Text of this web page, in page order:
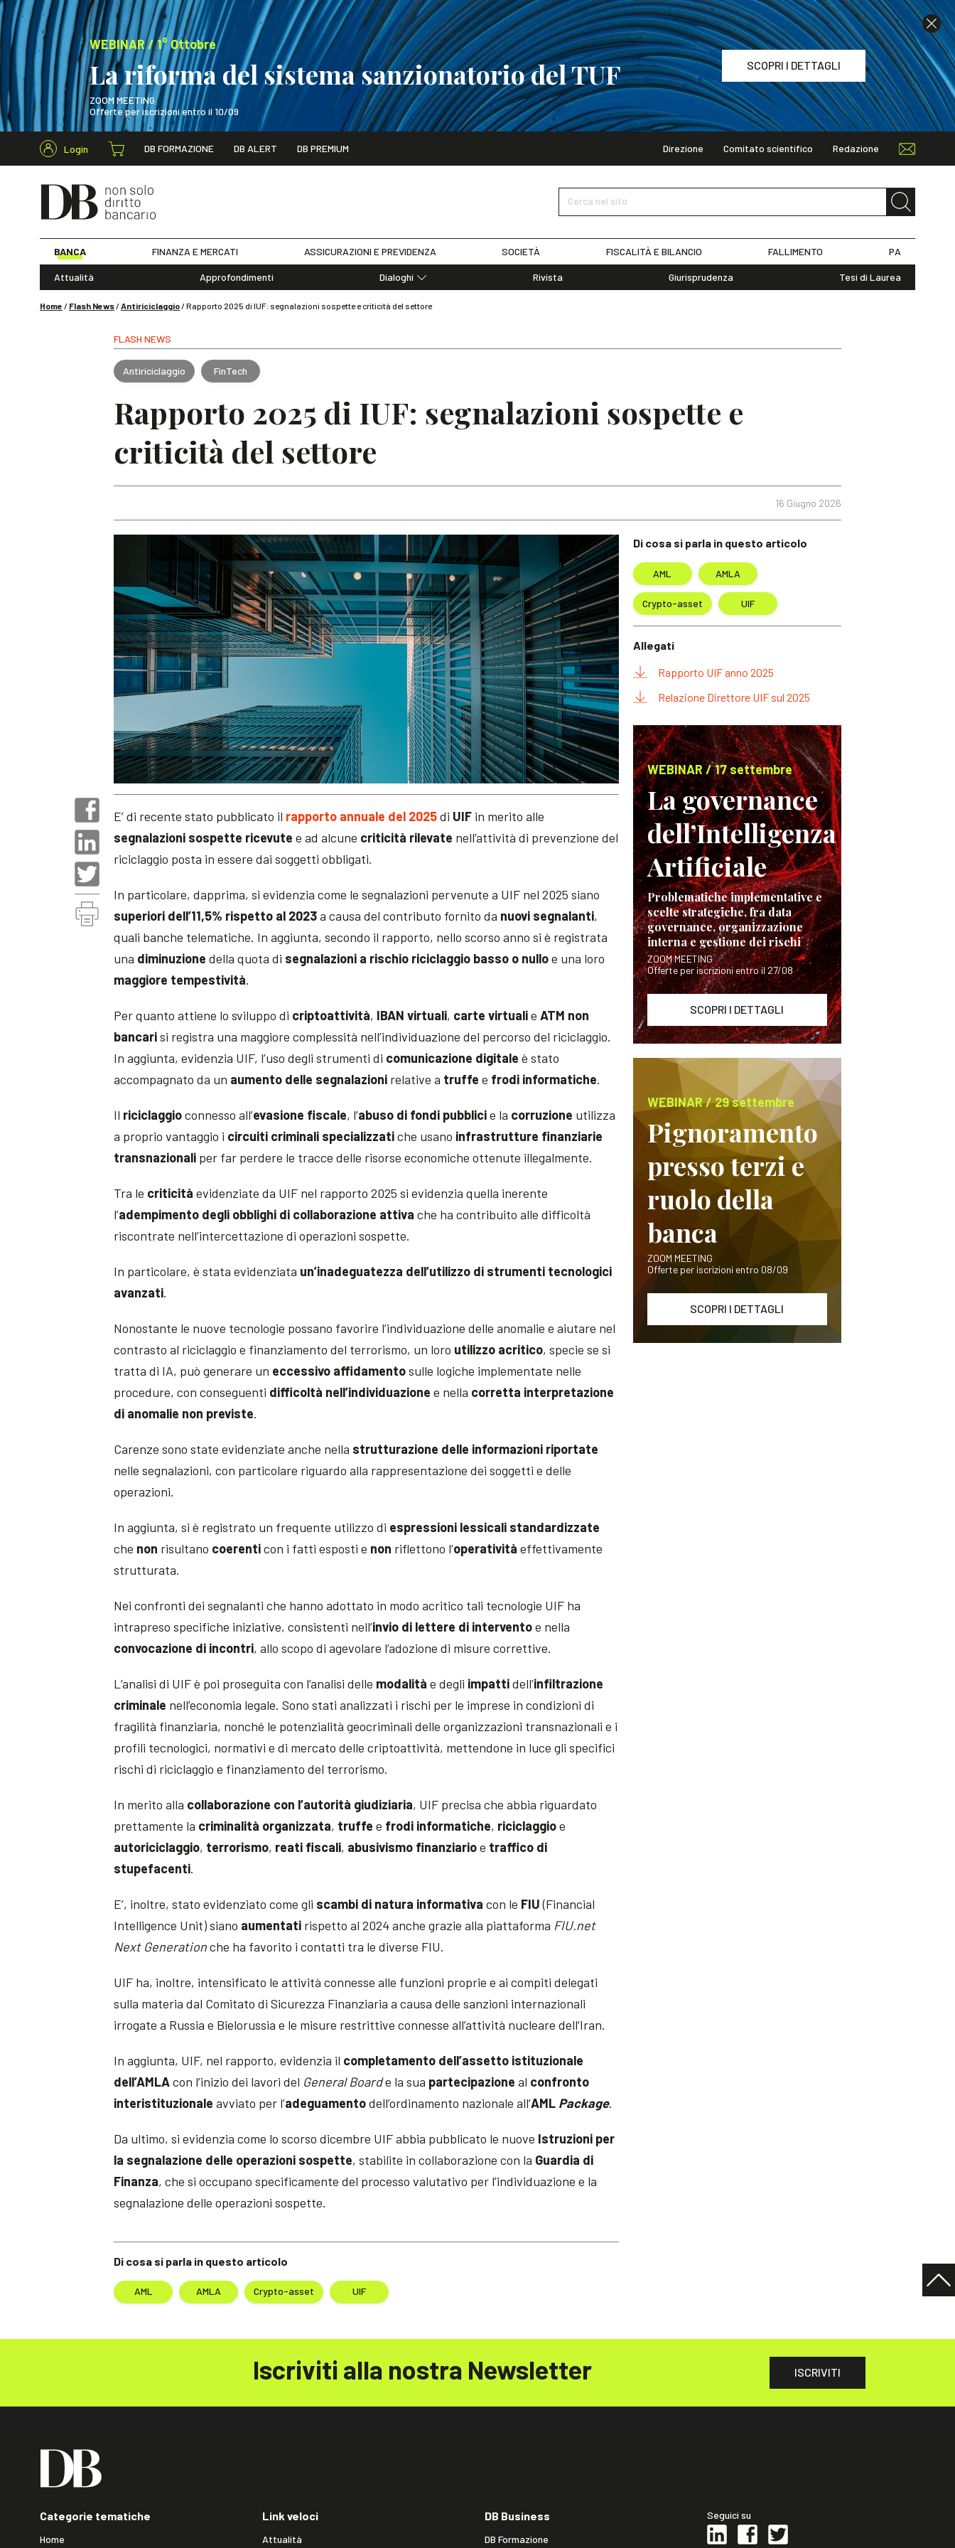
WEBINAR / 1° Ottobre
La riforma del sistema sanzionatorio del TUF
ZOOM MEETING
Offerte per iscrizioni entro il 10/09
SCOPRI I DETTAGLI
WEBINAR / 1° Ottobre
Login DB FORMAZIONE DB ALERT DB PREMIUM Direzione Comitato scientifico Redazione
Cerca nel sito
BANCA FINANZA E MERCATI ASSICURAZIONI E PREVIDENZA SOCIETÀ FISCALITÀ E BILANCIO FALLIMENTO PA
Attualità Approfondimenti
Dialoghi
Rivista Giurisprudenza Tesi di Laurea
Home / Flash News/Antiriciclaggio/Rapporto 2025 di IUF: segnalazioni sospette e criticità del settore
FLASH NEWS
Antiriciclaggio FinTech
Rapporto 2025 di IUF: segnalazioni sospette e
criticità del settore
16 Giugno 2026
Di cosa si parla in questo articolo
AML AMLA Crypto-asset UIF
E’ di recente stato pubblicato il rapporto annuale del 2025di UIF in merito alle
segnalazioni sospette ricevutee ad alcune criticità rilevate nell’attività di prevenzione del
riciclaggio posta in essere dai soggetti obbligati.
In particolare, dapprima, si evidenzia come le segnalazioni pervenute a UIF nel 2025 siano
superiori dell’11,5% rispetto al 2023a causa del contributo fornito da nuovi segnalanti,
quali banche telematiche. In aggiunta, secondo il rapporto, nello scorso anno si è registrata
una diminuzione della quota di segnalazioni a rischio riciclaggio basso o nulloe una loro
maggiore tempestività.
Per quanto attiene lo sviluppo di criptoattività, IBAN virtuali, carte virtualieATM non
bancarisi registra una maggiore complessità nell’individuazione del percorso del riciclaggio.
In aggiunta, evidenzia UIF, l’uso degli strumenti di comunicazione digitale è stato
accompagnato da un aumento delle segnalazioni relative a truffe e frodi informatiche.
Il riciclaggioconnesso all’evasione fiscale, l’abuso di fondi pubblicie la corruzione utilizza
a proprio vantaggio i circuiti criminali specializzatiche usano infrastrutture finanziarie
transnazionali per far perdere le tracce delle risorse economiche ottenute illegalmente.
Tra le criticità evidenziate da UIF nel rapporto 2025 si evidenzia quella inerente
l’adempimento degli obblighi di collaborazione attiva che ha contribuito alle difficoltà
riscontrate nell’intercettazione di operazioni sospette.
In particolare, è stata evidenziata un’inadeguatezza dell’utilizzo di strumenti tecnologici
avanzati.
Nonostante le nuove tecnologie possano favorire l’individuazione delle anomalie e aiutare nel
contrasto al riciclaggio e finanziamento del terrorismo, un loro utilizzo acritico, specie se si
tratta di IA, può generare un eccessivo affidamentosulle logiche implementate nelle
procedure, con conseguenti difficoltà nell’individuazione e nella corretta interpretazione
di anomalie non previste.
Carenze sono state evidenziate anche nella strutturazione delle informazioni riportate
nelle segnalazioni, con particolare riguardo alla rappresentazione dei soggetti e delle
operazioni.
In aggiunta, si è registrato un frequente utilizzo di espressioni lessicali standardizzate
che non risultano coerenticon i fatti esposti e non riflettono l’operativitàeffettivamente
strutturata.
Nei confronti dei segnalanti che hanno adottato in modo acritico tali tecnologie UIF ha
intrapreso specifiche iniziative, consistenti nell’invio di lettere di interventoe nella
convocazione di incontri, allo scopo di agevolare l’adozione di misure correttive.
L’analisi di UIF è poi proseguita con l’analisi delle modalità e degli impattidell’infiltrazione
criminale nell’economia legale. Sono stati analizzati i rischi per le imprese in condizioni di
fragilità finanziaria, nonché le potenzialità geocriminali delle organizzazioni transnazionali e i
profili tecnologici, normativi e di mercato delle criptoattività, mettendone in luce gli specifici
rischi di riciclaggio e finanziamento del terrorismo.
In merito alla collaborazione con l’autorità giudiziaria, UIF precisa che abbia riguardato
prettamente la criminalità organizzata, truffe e frodi informatiche, riciclaggioe
autoriciclaggio, terrorismo, reati fiscali, abusivismo finanziarioe traffico di
stupefacenti.
E’, inoltre, stato evidenziato come gli scambi di natura informativa con le FIU(Financial
Intelligence Unit) siano aumentati rispetto al 2024 anche grazie alla piattaforma FIU.net
Next Generationche ha favorito i contatti tra le diverse FIU.
UIF ha, inoltre, intensificato le attività connesse alle funzioni proprie e ai compiti delegati
sulla materia dal Comitato di Sicurezza Finanziaria a causa delle sanzioni internazionali
irrogate a Russia e Bielorussia e le misure restrittive connesse all’attività nucleare dell’Iran.
In aggiunta, UIF, nel rapporto, evidenzia il completamento dell’assetto istituzionale
dell’AMLAcon l’inizio dei lavori del General Boarde la sua partecipazione al confronto
interistituzionale avviato per l’adeguamentodell’ordinamento nazionale all’AML Package.
Da ultimo, si evidenzia come lo scorso dicembre UIF abbia pubblicato le nuove Istruzioni per
la segnalazione delle operazioni sospette, stabilite in collaborazione con la Guardia di
Finanza, che si occupano specificamente del processo valutativo per l’individuazione e la
segnalazione delle operazioni sospette.
Di cosa si parla in questo articolo
AML AMLA
Crypto-asset UIF
Allegati
Rapporto UIF anno 2025
Relazione Direttore UIF sul 2025
WEBINAR / 17 settembre
La governance
dell’Intelligenza
Artificiale
Problematiche implementative e
scelte strategiche, fra data
governance, organizzazione
interna e gestione dei rischi
ZOOM MEETING
Offerte per iscrizioni entro il 27/08
SCOPRI I DETTAGLI
WEBINAR / 29 settembre
Pignoramento
presso terzi e
ruolo della
banca
ZOOM MEETING
Offerte per iscrizioni entro 08/09
SCOPRI I DETTAGLI
Iscriviti alla nostra Newsletter ISCRIVITI
Categorie tematiche
Home
Link veloci
Attualità
DB Business
DB Formazione
Seguici su